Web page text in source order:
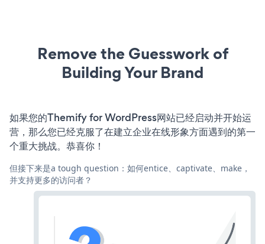
Remove the Guesswork of
Building Your Brand
如果您的Themify for WordPress网站已经启动并开始运
营，那么您已经克服了在建立企业在线形象方面遇到的第一
个重大挑战。恭喜你！
但接下来是a tough question：如何entice、captivate、make，
并支持更多的访问者？